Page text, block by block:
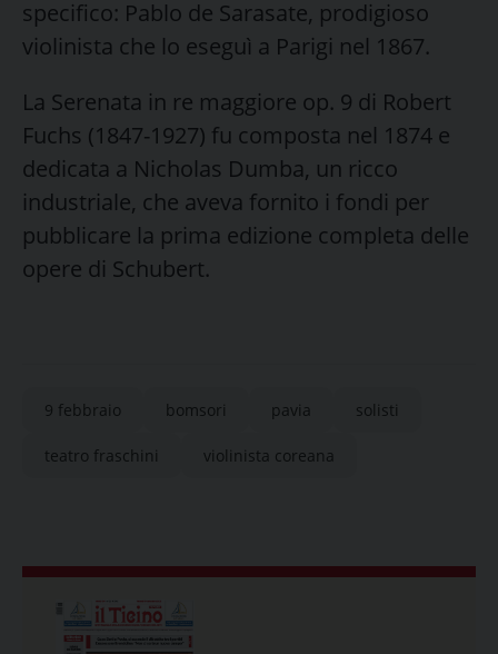
specifico: Pablo de Sarasate, prodigioso
violinista che lo eseguì a Parigi nel 1867.
La Serenata in re maggiore op. 9 di Robert
Fuchs (1847-1927) fu composta nel 1874 e
dedicata a Nicholas Dumba, un ricco
industriale, che aveva fornito i fondi per
pubblicare la prima edizione completa delle
opere di Schubert.
9 febbraio bomsori pavia solisti
teatro fraschini violinista coreana